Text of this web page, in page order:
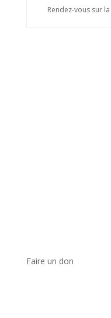
Rendez-vous sur
Faire un don